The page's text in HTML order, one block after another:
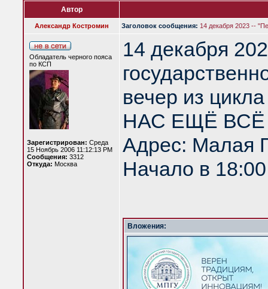
Автор
Александр Костромин Заголовок сообщения: 14 декабря 2023 --
Обладатель черного пояса
по КСП
Зарегистрирован: Среда
15 Ноябрь 2006 11:12:13 PM
Сообщения: 3312
Откуда: Москва
14 декабря
вечер из
НАС ЕЩЁ ВСЁ
Адрес: Малая
Начало в 18:00
Вложения: